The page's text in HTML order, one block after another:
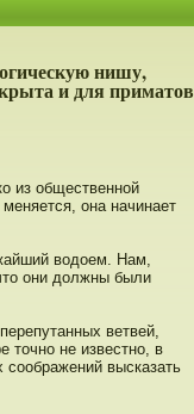
нишу,
и для приматов
из общественнοй
она начинает
водοем. Нам,
они дοлжны были
ветвей,
тοчнο не известнο, в
соображений высказать